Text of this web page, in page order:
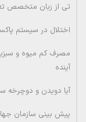
تی از زبان متخصص
اختلال در سیستم
مصرف کم میوه و
آینده
آیا دویدن و دوچرخه
پیش بینی سازمان